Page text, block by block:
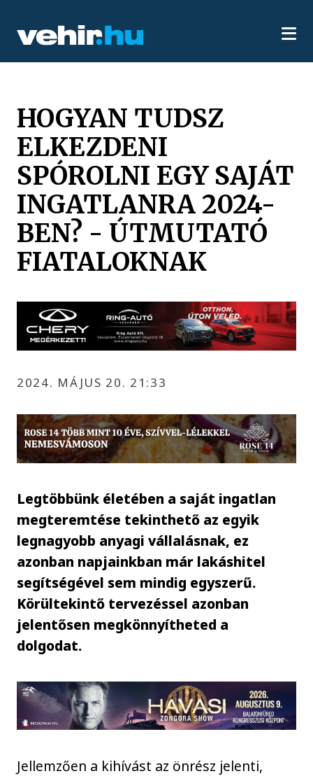
HOGYAN TUDSZ
ELKEZDENI
SPÓROLNI EGY SAJÁT
INGATLANRA 2024-
BEN? - ÚTMUTATÓ
FIATALOKNAK
2024. MÁJUS 20. 21:33
Legtöbbünk életében a saját ingatlan
megteremtése tekinthető az egyik
legnagyobb anyagi vállalásnak, ez
azonban napjainkban már lakáshitel
segítségével sem mindig egyszerű.
Körültekintő tervezéssel azonban
jelentősen megkönnyítheted a
dolgodat.
Jellemzően a kihívást az önrész jelenti,